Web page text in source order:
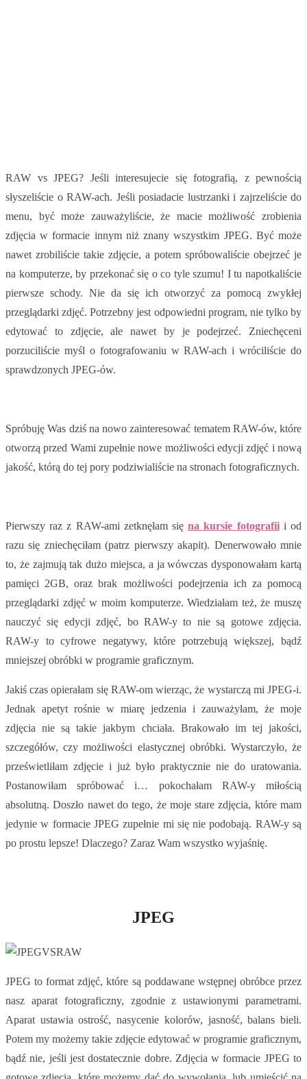
RAW vs JPEG? Jeśli interesujecie się fotografią, z pewnością
słyszeliście o RAW-ach. Jeśli posiadacie lustrzanki i zajrzeliście do
menu, być może zauważyliście, że macie możliwość zrobienia
zdjęcia w formacie innym niż znany wszystkim JPEG. Być może
nawet zrobiliście takie zdjęcie, a potem spróbowaliście obejrzeć je
na komputerze, by przekonać się o co tyle szumu! I tu napotkaliście
pierwsze schody. Nie da się ich otworzyć za pomocą zwykłej
przeglądarki zdjęć. Potrzebny jest odpowiedni program, nie tylko by
edytować to zdjęcie, ale nawet by je podejrzeć. Zniechęceni
porzuciliście myśl o fotografowaniu w RAW-ach i wróciliście do
sprawdzonych JPEG-ów.
Spróbuję Was dziś na nowo zainteresować tematem RAW-ów, które
otworzą przed Wami zupełnie nowe możliwości edycji zdjęć i nową
jakość, którą do tej pory podziwialiście na stronach fotograficznych.
Pierwszy raz z RAW-ami zetknęłam sięna kursie fotografiii od
razu się zniechęciłam (patrz pierwszy akapit). Denerwowało mnie
to, że zajmują tak dużo miejsca, a ja wówczas dysponowałam kartą
pamięci 2GB, oraz brak możliwości podejrzenia ich za pomocą
przeglądarki zdjęć w moim komputerze. Wiedziałam też, że muszę
nauczyć się edycji zdjęć, bo RAW-y to nie są gotowe zdjęcia.
RAW-y to cyfrowe negatywy, które potrzebują większej, bądź
mniejszej obróbki w programie graficznym.
Jakiś czas opierałam się RAW-om wierząc, że wystarczą mi JPEG-i.
Jednak apetyt rośnie w miarę jedzenia i zauważyłam, że moje
zdjęcia nie są takie jakbym chciała. Brakowało im tej jakości,
szczegółów, czy możliwości elastycznej obróbki. Wystarczyło, że
prześwietliłam zdjęcie i już było praktycznie nie do uratowania.
Postanowiłam spróbować i… pokochałam RAW-y miłością
absolutną. Doszło nawet do tego, że moje stare zdjęcia, które mam
jedynie w formacie JPEG zupełnie mi się nie podobają. RAW-y są
po prostu lepsze! Dlaczego? Zaraz Wam wszystko wyjaśnię.
JPEG
JPEG to format zdjęć, które są poddawane wstępnej obróbce przez
nasz aparat fotograficzny, zgodnie z ustawionymi parametrami.
Aparat ustawia ostrość, nasycenie kolorów, jasność, balans bieli.
Potem my możemy takie zdjęcie edytować w programie graficznym,
bądź nie, jeśli jest dostatecznie dobre. Zdjęcia w formacie JPEG to